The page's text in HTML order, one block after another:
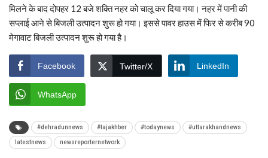
मिलने के बाद दोपहर 12 बजे शक्ति नहर को चालू कर दिया गया। नहर में पानी की
सप्लाई आने से बिजली उत्पादन शुरू हो गया। इससे पावर हाउस में फिर से करीब 90
मेगावाट बिजली उत्पादन शुरू हो गया है।
Facebook Twitter/X LinkedIn
WhatsApp
#dehradunnews #tajakhber #todaynews #uttarakhandnews
latestnews newsreporternetwork